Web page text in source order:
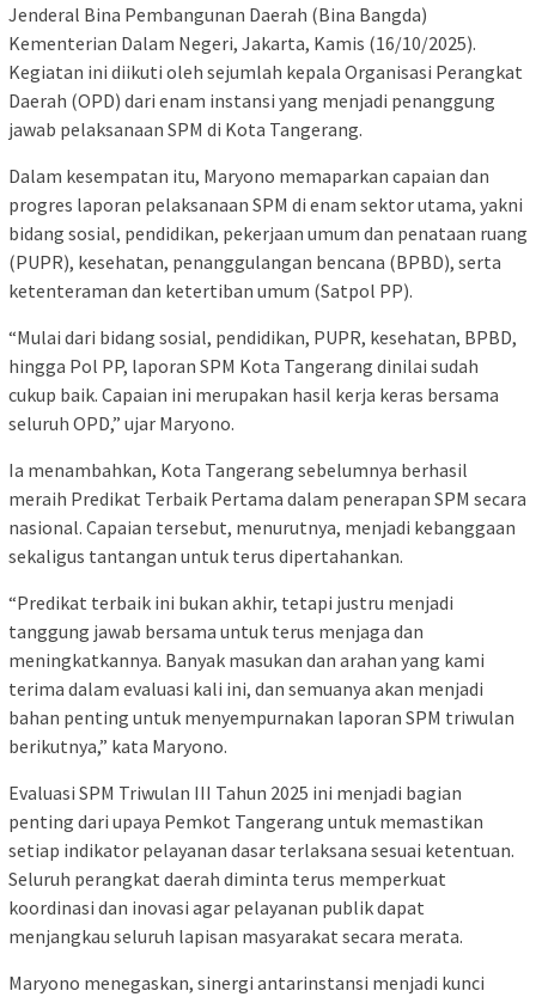
Jenderal Bina Pembangunan Daerah (Bina Bangda)
Kementerian Dalam Negeri, Jakarta, Kamis (16/10/2025).
Kegiatan ini diikuti oleh sejumlah kepala Organisasi Perangkat
Daerah (OPD) dari enam instansi yang menjadi penanggung
jawab pelaksanaan SPM di Kota Tangerang.
Dalam kesempatan itu, Maryono memaparkan capaian dan
progres laporan pelaksanaan SPM di enam sektor utama, yakni
bidang sosial, pendidikan, pekerjaan umum dan penataan ruang
(PUPR), kesehatan, penanggulangan bencana (BPBD), serta
ketenteraman dan ketertiban umum (Satpol PP).
“Mulai dari bidang sosial, pendidikan, PUPR, kesehatan, BPBD,
hingga Pol PP, laporan SPM Kota Tangerang dinilai sudah
cukup baik. Capaian ini merupakan hasil kerja keras bersama
seluruh OPD,” ujar Maryono.
Ia menambahkan, Kota Tangerang sebelumnya berhasil
meraih Predikat Terbaik Pertama dalam penerapan SPM secara
nasional. Capaian tersebut, menurutnya, menjadi kebanggaan
sekaligus tantangan untuk terus dipertahankan.
“Predikat terbaik ini bukan akhir, tetapi justru menjadi
tanggung jawab bersama untuk terus menjaga dan
meningkatkannya. Banyak masukan dan arahan yang kami
terima dalam evaluasi kali ini, dan semuanya akan menjadi
bahan penting untuk menyempurnakan laporan SPM triwulan
berikutnya,” kata Maryono.
Evaluasi SPM Triwulan III Tahun 2025 ini menjadi bagian
penting dari upaya Pemkot Tangerang untuk memastikan
setiap indikator pelayanan dasar terlaksana sesuai ketentuan.
Seluruh perangkat daerah diminta terus memperkuat
koordinasi dan inovasi agar pelayanan publik dapat
menjangkau seluruh lapisan masyarakat secara merata.
Maryono menegaskan, sinergi antarinstansi menjadi kunci